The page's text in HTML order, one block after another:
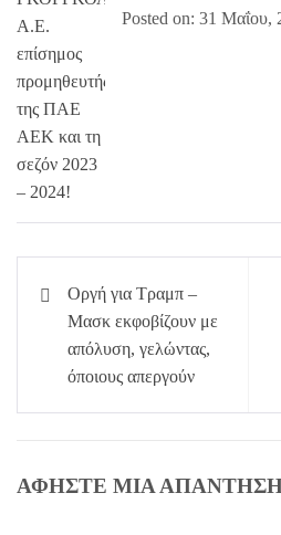
Posted on: 31 Μαΐου,
Πλοήγηση
άρθρων
Οργή για Τραμπ –
Μασκ εκφοβίζουν με
απόλυση, γελώντας,
όποιους απεργούν
ΑΦΉΣΤΕ ΜΙΑ